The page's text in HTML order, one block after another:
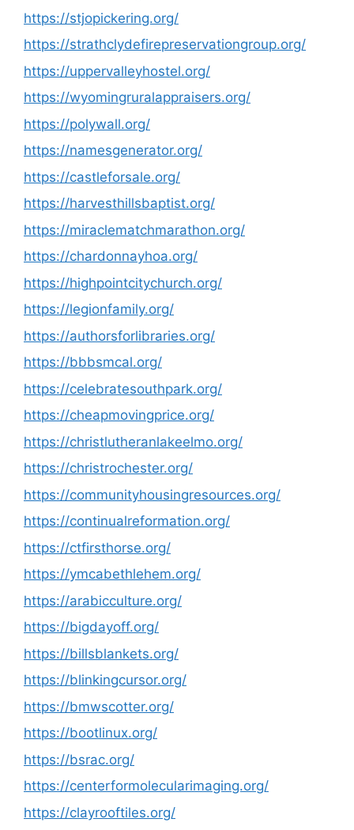
https://stjopickering.org/
https://strathclydefirepreservationgroup.org/
https://uppervalleyhostel.org/
https://wyomingruralappraisers.org/
https://polywall.org/
https://namesgenerator.org/
https://castleforsale.org/
https://harvesthillsbaptist.org/
https://miraclematchmarathon.org/
https://chardonnayhoa.org/
https://highpointcitychurch.org/
https://legionfamily.org/
https://authorsforlibraries.org/
https://bbbsmcal.org/
https://celebratesouthpark.org/
https://cheapmovingprice.org/
https://christlutheranlakeelmo.org/
https://christrochester.org/
https://communityhousingresources.org/
https://continualreformation.org/
https://ctfirsthorse.org/
https://ymcabethlehem.org/
https://arabicculture.org/
https://bigdayoff.org/
https://billsblankets.org/
https://blinkingcursor.org/
https://bmwscotter.org/
https://bootlinux.org/
https://bsrac.org/
https://centerformolecularimaging.org/
https://clayrooftiles.org/